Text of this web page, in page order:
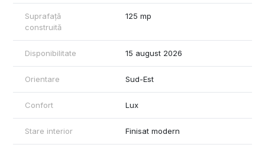
Suprafață
construită
125 mp
Disponibilitate 15 august 2026
Orientare Sud-Est
Confort Lux
Stare interior Finisat modern